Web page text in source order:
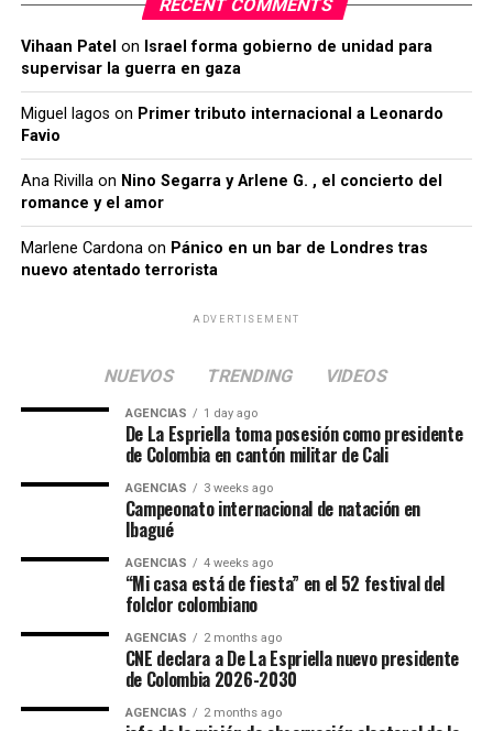
RECENT COMMENTS
Vihaan Patel on Israel forma gobierno de unidad para
supervisar la guerra en gaza
Miguel lagos on Primer tributo internacional a Leonardo
Favio
Ana Rivillaon Nino Segarra y Arlene G. , el concierto del
romance y el amor
Marlene Cardonaon Pánico en un bar de Londres tras
nuevo atentado terrorista
ADVERTISEMENT
NUEVOS TRENDING VIDEOS
AGENCIAS 1 day ago
De La Espriella toma posesión como presidente
de Colombia en cantón militar de Cali
AGENCIAS 3 weeks ago
Campeonato internacional de natación en
Ibagué
AGENCIAS 4 weeks ago
“Mi casa está de fiesta” en el 52 festival del
folclor colombiano
AGENCIAS 2 months ago
CNE declara a De La Espriella nuevo presidente
de Colombia 2026-2030
AGENCIAS 2 months ago